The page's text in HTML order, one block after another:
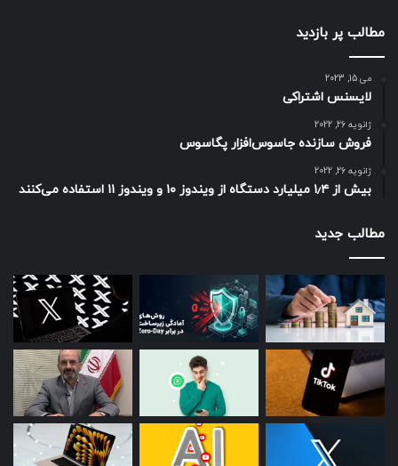
مطالب پر بازدید
می 15, 2023
لایسنس اشتراکی
ژانویه 26, 2022
فروش سازنده جاسوس‌افزار پگاسوس
ژانویه 26, 2022
بیش از ۱٫۴ میلیارد دستگاه از ویندوز ۱۰ و ویندوز ۱۱ استفاده می‌کنند
مطالب جدید